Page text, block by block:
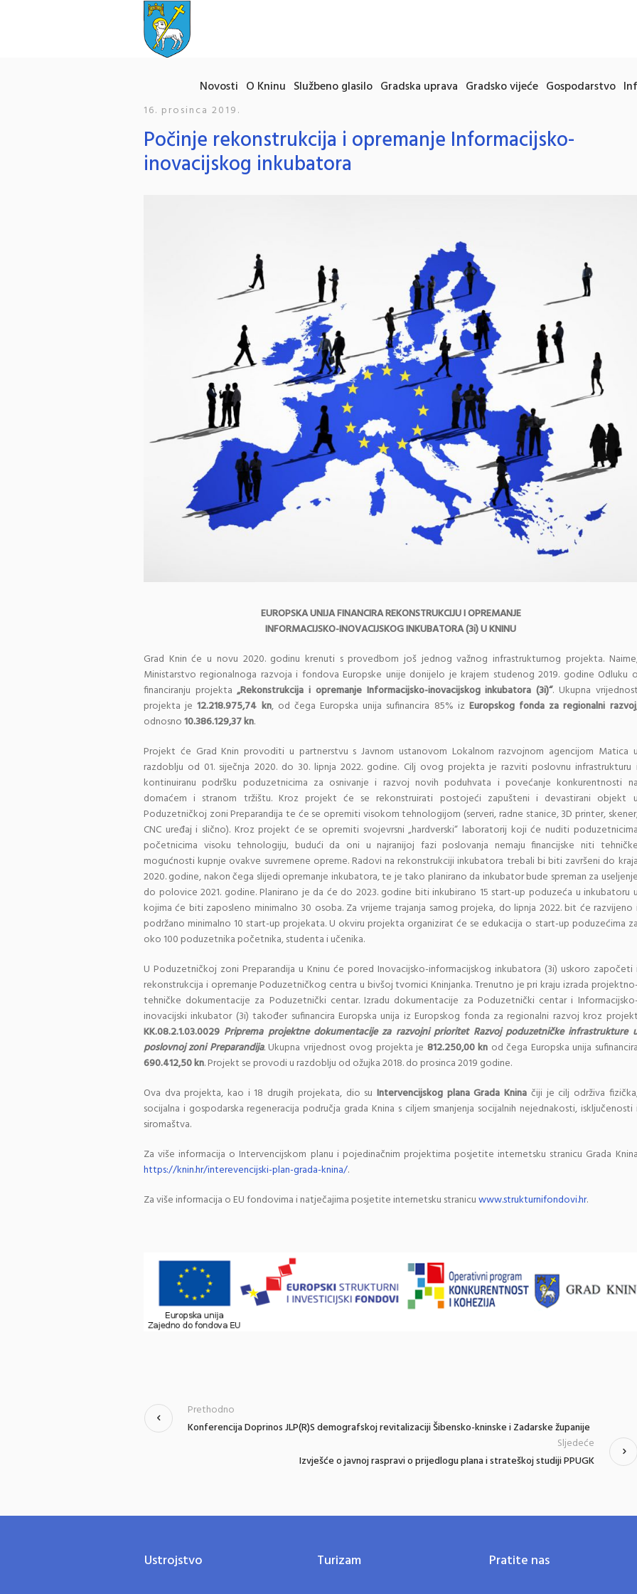
Novosti O Kninu Službeno glasilo Gradska uprava Gradsko vijeće Gospodarstvo
16. prosinca 2019.
Počinje rekonstrukcija i opremanje Informacijsko-
inovacijskog inkubatora
EUROPSKA UNIJA FINANCIRA REKONSTRUKCIJU I OPREMANJE
INFORMACIJSKO-INOVACIJSKOG INKUBATORA (3i) U KNINU
Grad Knin će u novu 2020. godinu krenuti s provedbom još jednog važnog infrastrukturnog projekta.
Ministarstvo regionalnoga razvoja i fondova Europske unije donijelo je krajem studenog 2019. godine Odluku o
financiranju projekta„Rekonstrukcija i opremanje Informacijsko-inovacijskog inkubatora (3i)“. Ukupna vrijednost
projekta je12.218.975,74 kn, od čega Europska unija sufinancira 85% iz Europskog fonda za regionalni razvoj
odnosno10.386.129,37 kn.
Projekt će Grad Knin provoditi u partnerstvu s Javnom ustanovom Lokalnom razvojnom agencijom Matica u
razdoblju od 01. siječnja 2020. do 30. lipnja 2022. godine. Cilj ovog projekta je razviti poslovnu infrastrukturu
kontinuiranu podršku poduzetnicima za osnivanje i razvoj novih poduhvata i povećanje konkurentnosti na
domaćem i stranom tržištu. Kroz projekt će se rekonstruirati postojeći zapušteni i devastirani objekt u
Poduzetničkoj zoni Preparandija te će se opremiti visokom tehnologijom (serveri, radne stanice, 3D printer,
CNC uređaj i slično). Kroz projekt će se opremiti svojevrsni „hardverski“ laboratorij koji će nuditi poduzetnicima
početnicima visoku tehnologiju, budući da oni u najranijoj fazi poslovanja nemaju financijske niti tehničke
mogućnosti kupnje ovakve suvremene opreme. Radovi na rekonstrukciji inkubatora trebali bi biti završeni do kraja
2020. godine, nakon čega slijedi opremanje inkubatora, te je tako planirano da inkubator bude spreman za useljenje
do polovice 2021. godine. Planirano je da će do 2023. godine biti inkubirano 15 start-up poduzeća u inkubatoru u
kojima će biti zaposleno minimalno 30 osoba. Za vrijeme trajanja samog projeka, do lipnja 2022. bit će razvijeno
podržano minimalno 10 start-up projekata. U okviru projekta organizirat će se edukacija o start-up poduzećima za
oko 100 poduzetnika početnika, studenta i učenika.
U Poduzetničkoj zoni Preparandija u Kninu će pored Inovacijsko-informacijskog inkubatora (3i) uskoro započeti
rekonstrukcija i opremanje Poduzetničkog centra u bivšoj tvornici Kninjanka. Trenutno je pri kraju izrada projektno-
tehničke dokumentacije za Poduzetnički centar. Izradu dokumentacije za Poduzetnički centar i Informacijsko-
inovacijski inkubator (3i) također sufinancira Europska unija iz Europskog fonda za regionalni razvoj kroz projekt
KK.08.2.1.03.0029 Priprema projektne dokumentacije za razvojni prioritet Razvoj poduzetničke infrastrukture
poslovnoj zoni Preparandija. Ukupna vrijednost ovog projekta je 812.250,00 kn od čega Europska unija sufinancira
690.412,50 kn. Projekt se provodi u razdoblju od ožujka 2018. do prosinca 2019 godine.
Ova dva projekta, kao i 18 drugih projekata, dio su Intervencijskog plana Grada Knina čiji je cilj održiva
socijalna i gospodarska regeneracija područja grada Knina s ciljem smanjenja socijalnih nejednakosti, isključenosti
siromaštva.
Za više informacija o Intervencijskom planu i pojedinačnim projektima posjetite internetsku stranicu Grada Knina
https://knin.hr/interevencijski-plan-grada-knina/.
Za više informacija o EU fondovima i natječajima posjetite internetsku stranicuwww.strukturnifondovi.hr.
Konferencija Doprinos JLP(R)S demografskoj revitalizaciji Šibensko-kninske i Zadarske županije
Prethodno
Izvješće o javnoj raspravi o prijedlogu plana i strateškoj studiji PPUGK
Sljedeće
Ustrojstvo Turizam Pratite nas